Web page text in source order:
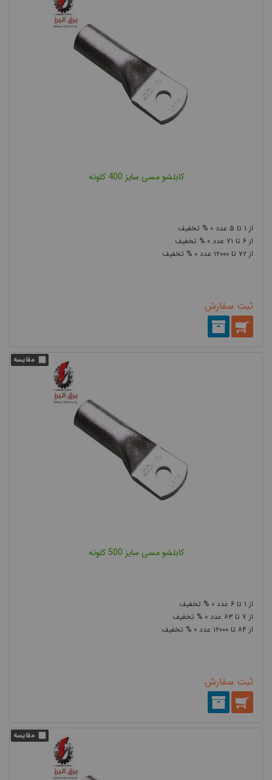
کابلشو مسی سایز 400 کلوته
۱ ۵
۰
۶
۷۱
۰
۷۲
۱۲۰۰۰ ۰
ثبت سفارش
کابلشو مسی سایز 500 کلوته
۱ ۶
۰
۷
۸۳
۰
۸۴
۱۲۰۰۰ ۰
ثبت سفارش